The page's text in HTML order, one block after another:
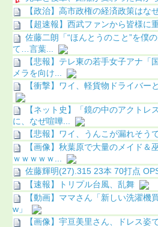
【政治】高市政権の経済政策はな
【超速報】西武ファンから皆様に
佐藤二朗「“ほんとうのこと”を僕
て…言葉...
【悲報】テレ東の若手女子アナ「
メラを向け...
【衝撃】ワイ、軽貨物ドライバー
【ネット史】「鏡の中のアクトレ
に、なぜ喧嘩...
【悲報】ワイ、うんこが漏れそう
【画像】秋葉原で大量のメイド＆
ｗｗｗｗｗ...
佐藤輝明(27).315 23本 70打点
【速報】トリプル台風、乱舞
【動画】ママさん「新しい洗濯機
w」
【画像】宇亘美里さん、ドレス姿